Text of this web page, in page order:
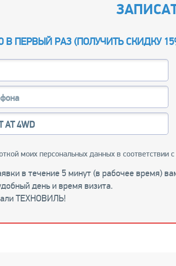
В ПЕРВЫЙ РАЗ (ПОЛУЧИТЬ СКИДКУ
моих персональных данных в соответствии с
в течение 5 минут (в рабочее время)
день и время визита.
ТЕХНОВИЛЬ!